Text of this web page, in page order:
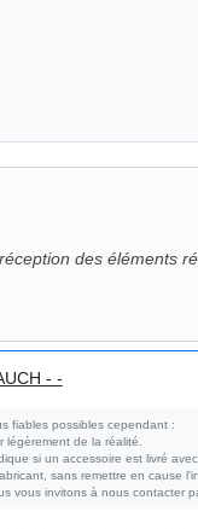
des éléments
- -
fiables possibles cependant :
de la réalité.
si un accessoire est livré
sans remettre en cause
vous invitons à nous contacter